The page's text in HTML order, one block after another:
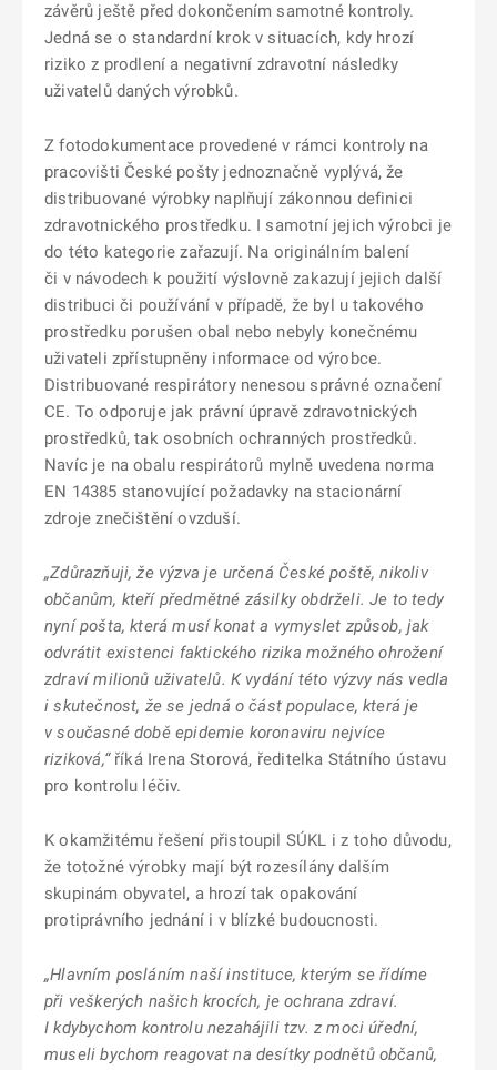
závěrů ještě před dokončením samotné kontroly.
Jedná se o standardní krok v situacích, kdy hrozí
riziko z prodlení a negativní zdravotní následky
uživatelů daných výrobků.
Z fotodokumentace provedené v rámci kontroly na
pracovišti České pošty jednoznačně vyplývá, že
distribuované výrobky naplňují zákonnou definici
zdravotnického prostředku. I samotní jejich výrobci je
do této kategorie zařazují. Na originálním balení
či v návodech k použití výslovně zakazují jejich další
distribuci či používání v případě, že byl u takového
prostředku porušen obal nebo nebyly konečnému
uživateli zpřístupněny informace od výrobce.
Distribuované respirátory nenesou správné označení
CE. To odporuje jak právní úpravě zdravotnických
prostředků, tak osobních ochranných prostředků.
Navíc je na obalu respirátorů mylně uvedena norma
EN 14385 stanovující požadavky na stacionární
zdroje znečištění ovzduší.
„Zdůrazňuji, že výzva je určená České poště, nikoliv
občanům, kteří předmětné zásilky obdrželi. Je to tedy
nyní pošta, která musí konat a vymyslet způsob, jak
odvrátit existenci faktického rizika možného ohrožení
zdraví milionů uživatelů. K vydání této výzvy nás vedla
i skutečnost, že se jedná o část populace, která je
v současné době epidemie koronaviru nejvíce
riziková,“říká Irena Storová, ředitelka Státního ústavu
pro kontrolu léčiv.
K okamžitému řešení přistoupil SÚKL i z toho důvodu,
že totožné výrobky mají být rozesílány dalším
skupinám obyvatel, a hrozí tak opakování
protiprávního jednání i v blízké budoucnosti.
„Hlavním posláním naší instituce, kterým se řídíme
při veškerých našich krocích, je ochrana zdraví.
I kdybychom kontrolu nezahájili tzv. z moci úřední,
museli bychom reagovat na desítky podnětů občanů,